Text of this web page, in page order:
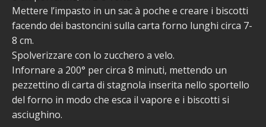
Mettere l’impasto in un sac à poche e creare i biscotti
facendo dei bastoncini sulla carta forno lunghi circa 7-
8 cm.
Spolverizzare con lo zucchero a velo.
Infornare a 200° per circa 8 minuti, mettendo un
pezzettino di carta di stagnola inserita nello sportello
del forno in modo che esca il vapore e i biscotti si
asciughino.